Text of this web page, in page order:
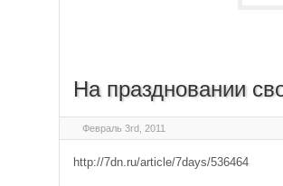
На праздновании
Февраль 3rd, 2011
http://7dn.ru/article/7days/536464